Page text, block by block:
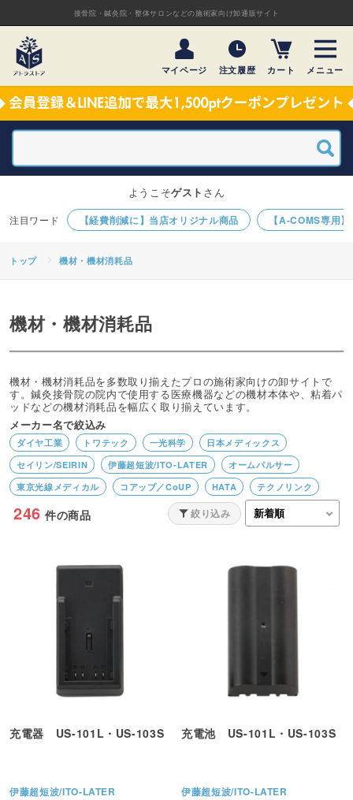
接骨院・鍼灸院・整体サロンなどの施術家向け卸通販サイト
マイページ 注文履歴 カート メニュー
【経費削減に】当店オリジナル商品 【A-COMS専用
ようこそゲスト さん
トップ 機材・機材消耗品
機材・機材消耗品
機材・機材消耗品を多数取り揃えたプロの施術家向けの卸サイトで
す。鍼灸接骨院の院内で使用する医療機器などの機材本体や、粘着パ
ッドなどの機材消耗品を幅広く取り揃えています。
メーカー名で絞込み
ダイヤ工業 トワテック 一光科学
日本メディックス
セイリン/SEIRIN
伊藤超短波/ITO-LATER
オームパルサー
東京光線メディカル
コアップ／CoUP HATA
テクノリンク
ミナト医科学
3Rソリューション
チュウオー
246 件の商品 絞り込み
充電器 US-101L・US-103S
伊藤超短波/ITO-LATER
充電池 US-101L・US-103S
伊藤超短波/ITO-LATER